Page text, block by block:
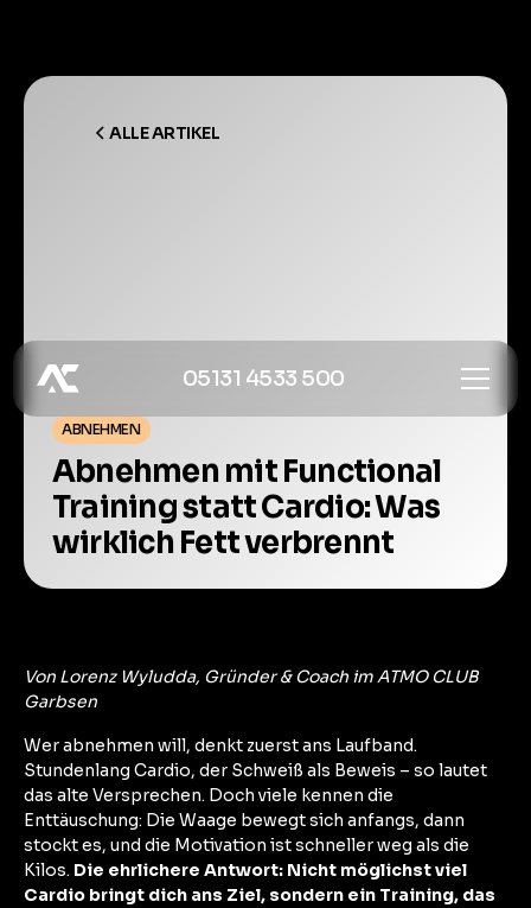
05131 4533 500
ALLE ARTIKEL
ABNEHMEN
Abnehmen mit Functional
Training statt Cardio: Was
wirklich Fett verbrennt
Von Lorenz Wyludda, Gründer & Coach im ATMO CLUB
Garbsen
Wer abnehmen will, denkt zuerst ans Laufband.
Stundenlang Cardio, der Schweiß als Beweis – so lautet
das alte Versprechen. Doch viele kennen die
Enttäuschung: Die Waage bewegt sich anfangs, dann
stockt es, und die Motivation ist schneller weg als die
Kilos. Die ehrlichere Antwort: Nicht möglichst viel
Cardio bringt dich ans Ziel, sondern ein Training, das